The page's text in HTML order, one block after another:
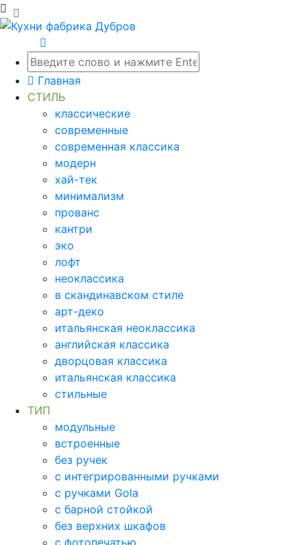
Главная
СТИЛЬ
классические
современные
современная классика
модерн
хай-тек
минимализм
прованс
кантри
эко
лофт
неоклассика
в скандинавском стиле
арт-деко
итальянская неоклассика
английская классика
дворцовая классика
итальянская классика
стильные
ТИП
модульные
встроенные
без ручек
с интегрированными ручками
с ручками Gola
с барной стойкой
без верхних шкафов